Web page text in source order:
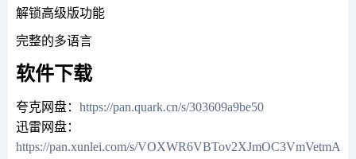
解锁高级版功能
完整的多语言
软件下载
夸克网盘： https://pan.quark.cn/s/303609a9be50
迅雷网盘：
https://pan.xunlei.com/s/VOXWR6VBTov2XJmOC3VmVetmA1?